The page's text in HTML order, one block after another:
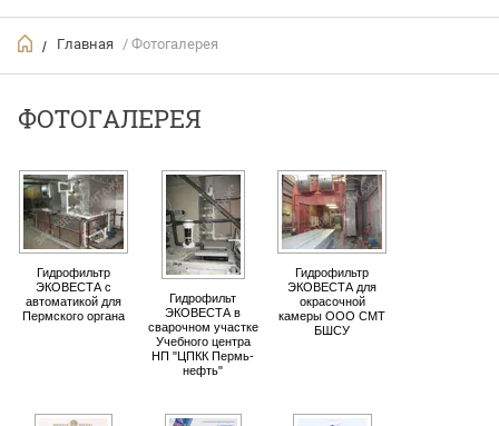
/ Главная / Фотогалерея
ФОТОГАЛЕРЕЯ
Гидрофильтр
ЭКОВЕСТА с
автоматикой для
Пермского органа
Гидрофильт
ЭКОВЕСТА в
сварочном участке
Учебного центра
НП "ЦПКК Пермь-
нефть"
Гидрофильтр
ЭКОВЕСТА для
окрасочной
камеры ООО СМТ
БШСУ